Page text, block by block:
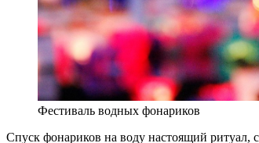
Фестиваль водных фонариков
Спуск фонариков на воду настоящий ритуал,